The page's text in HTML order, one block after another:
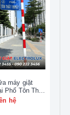
tín
cao cấp
chữa
Sony
sâu về
máy giặt
Phố Tôn Thất
hệ